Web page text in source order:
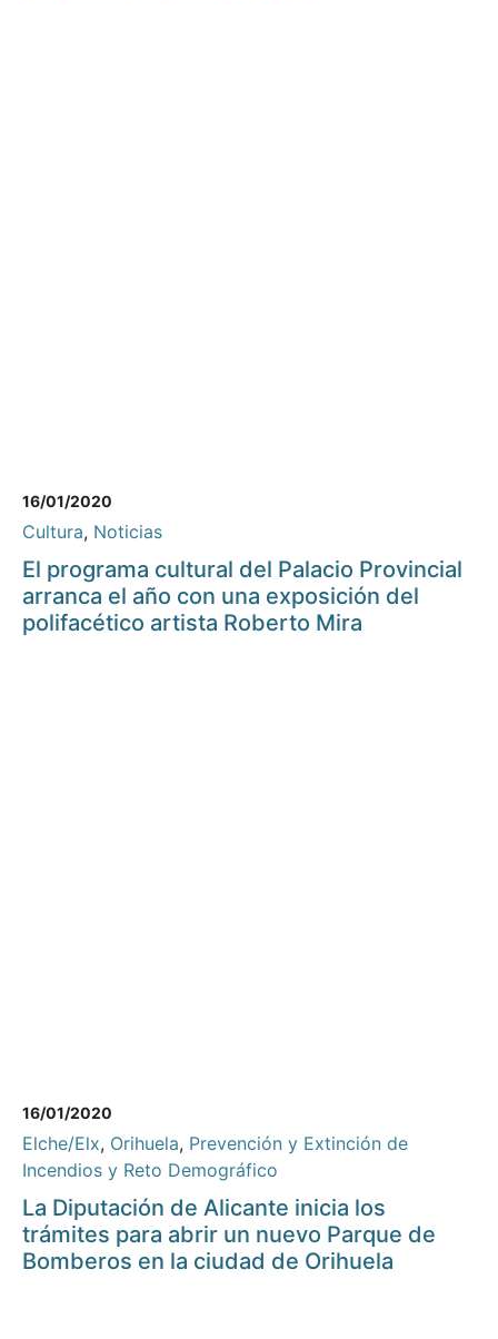
16/01/2020
Cultura, Noticias
El programa cultural del Palacio Provincial
arranca el año con una exposición del
polifacético artista Roberto Mira
16/01/2020
Elche/Elx, Orihuela, Prevención y Extinción de
Incendios y Reto Demográfico
La Diputación de Alicante inicia los
trámites para abrir un nuevo Parque de
Bomberos en la ciudad de Orihuela